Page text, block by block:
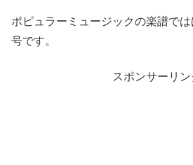
ポピュラーミュージックの楽譜で
号です。
スポンサーリン